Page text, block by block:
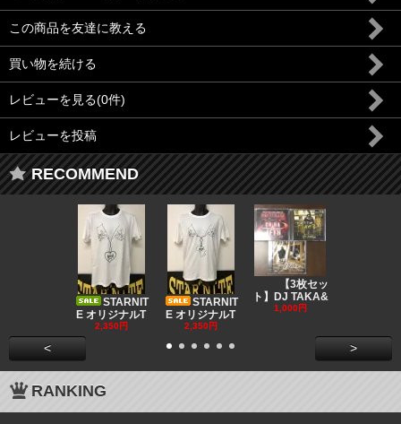
この商品を友達に教える
買い物を続ける
レビューを見る(0件)
レビューを投稿
RECOMMEND
STARNIT
E オリジナルT
2,350円
STARNIT
E オリジナルT
2,350円
【3枚セッ
ト】DJ TAKA&
1,000円
< >
RANKING